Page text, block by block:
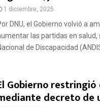
1 diciembre, 2025
DNU, el Gobierno volvió a
las partidas en salud,
de Discapacidad
Gobierno
decreto de